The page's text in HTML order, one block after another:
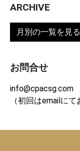
ARCHIVE
月別の一覧を見る
お問合せ
info@cpacsg.com
（初回はemailにて